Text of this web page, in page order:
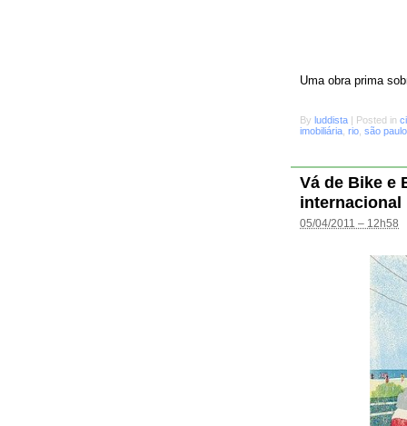
Uma obra prima
By luddista | Posted in
imobiliária rio são paulo
Vá de Bike e
internacional
05/04/2011 – 12h58